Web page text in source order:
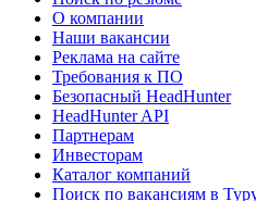
О компании
Наши вакансии
Реклама на сайте
Требования к ПО
Безопасный HeadHunter
HeadHunter API
Партнерам
Инвесторам
Каталог компаний
Поиск по вакансиям в